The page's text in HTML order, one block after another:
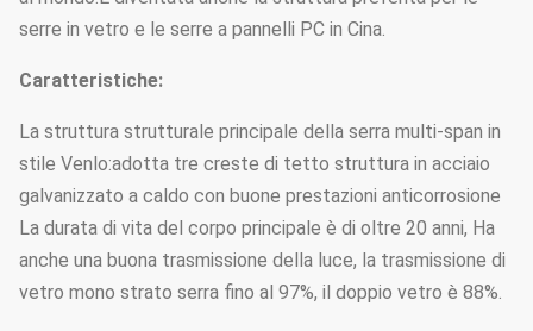
serre in vetro e le serre a pannelli PC in Cina.
Caratteristiche:
La struttura strutturale principale della serra multi-span in
stile Venlo:adotta tre creste di tetto struttura in acciaio
galvanizzato a caldo con buone prestazioni anticorrosione
La durata di vita del corpo principale è di oltre 20 anni, Ha
anche una buona trasmissione della luce, la trasmissione di
vetro mono strato serra fino al 97%, il doppio vetro è 88%.